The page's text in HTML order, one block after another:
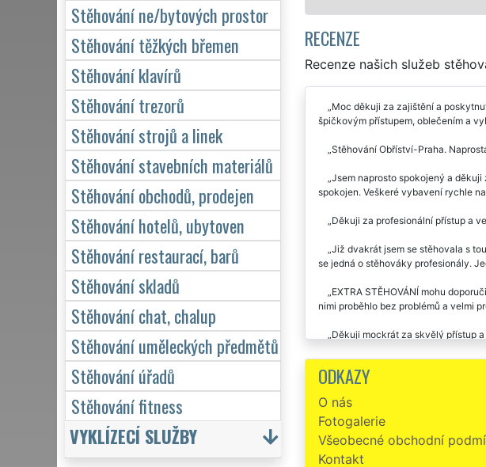
RECENZE
Recenze našich služeb
Moc děkuji za zajištění a
špičkovým přístupem, oblečením a
Stěhování Obříství-Praha.
Jsem naprosto spokojený a
spokojen. Veškeré vybavení rychle
Děkuji za profesionální přístup a
Již dvakrát jsem se stěhovala s
se jedná o stěhováky profesionály.
EXTRA STĚHOVÁNÍ mohu
nimi proběhlo bez problémů a velmi
Děkuji mockrát za skvělý přístup
problémů, pánové jsou milý a v
Precizní, slušní, milí a velmi
STĚHOVÁNÍ. Jejich přístup k práci
Stěhování Obříství -Prešov. Velká
ODKAZY
O nás
Fotogalerie
Všeobecné obchodní
Kontakt
Stěhování ne/bytových prostor
Stěhování těžkých břemen
Stěhování klavírů
Stěhování trezorů
Stěhování strojů a linek
Stěhování stavebních materiálů
Stěhování obchodů, prodejen
Stěhování hotelů, ubytoven
Stěhování restaurací, barů
Stěhování skladů
Stěhování chat, chalup
Stěhování uměleckých předmětů
Stěhování úřadů
Stěhování fitness
VYKLÍZECÍ SLUŽBY